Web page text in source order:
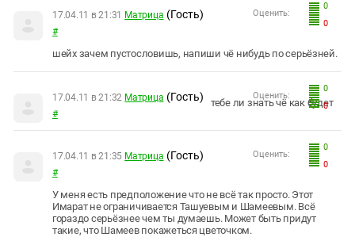
0
0
Оценить:
17.04.11 в 21:31 Матрица (Гость)
#
шейх зачем пустословишь, напиши чё нибудь по серьёзней.
0
0
Оценить:
17.04.11 в 21:32 Матрица (Гость)
#
тебе ли знать чё как будет
0
0
Оценить:
17.04.11 в 21:35 Матрица (Гость)
#
У меня есть предположение что не всё так просто. Этот
Имарат не ограничивается Ташуевым и Шамеевым. Всё
гораздо серьёзнее чем ты думаешь. Может быть придут
такие, что Шамеев покажеться цветочком.